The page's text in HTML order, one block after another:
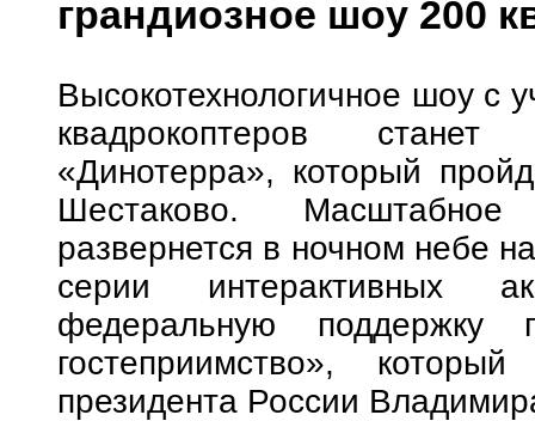
грандиозное шоу 200
Высокотехнологичное шоу с
квадрокоптеров
«Динотерра», который
Шестаково. Масштабное
развернется в ночном небе
серии интерактивных
федеральную
гостеприимство»,
президента России